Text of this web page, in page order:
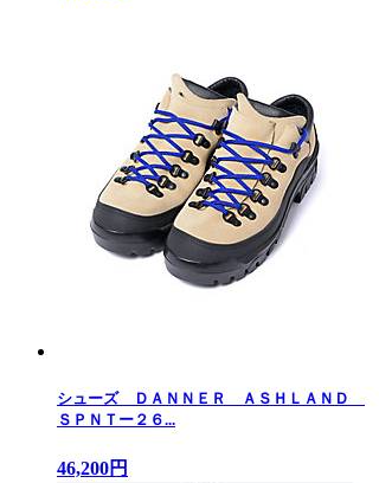
シューズ ＤＡＮＮＥＲ ＡＳＨＬＡＮＤ
ＳＰＮＴー２６...
46,200円